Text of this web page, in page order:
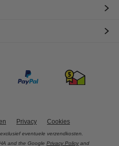
Privacy Cookies
eventuele verzendkosten.
and the Google Privacy Policy and